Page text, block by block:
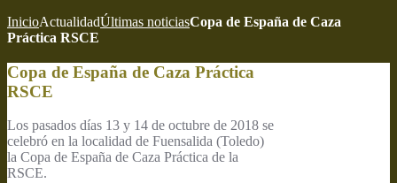
InicioActualidadÚltimas noticiasCopa de España de Caza
Práctica RSCE
Copa de España de Caza Práctica
RSCE
Los pasados días 13 y 14 de octubre de 2018 se
celebró en la localidad de Fuensalida (Toledo)
la Copa de España de Caza Práctica de la
RSCE.